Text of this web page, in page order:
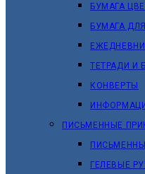
БУМАГА
БУМАГА
ТЕТРАДИ И
КОНВЕРТЫ
ПИСЬМЕННЫЕ
ГЕЛЕВЫЕ